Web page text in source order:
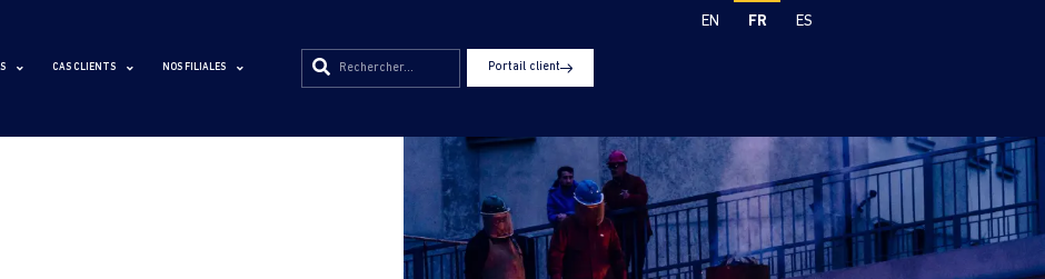
EN FR ES
CAS CLIENTS NOS FILIALES Portail client